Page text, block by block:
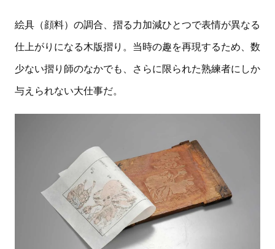
絵具（顔料）の調合、摺る力加減ひとつで表情が異なる
仕上がりになる木版摺り。当時の趣を再現するため、数
少ない摺り師のなかでも、さらに限られた熟練者にしか
与えられない大仕事だ。